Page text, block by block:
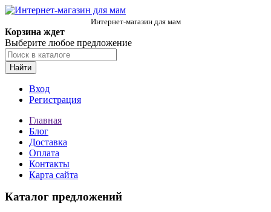
Интернет-магазин для мам
Корзина ждет
Выберите любое предложение
Найти
Вход
Регистрация
Главная
Блог
Доставка
Оплата
Контакты
Карта сайта
Каталог предложений